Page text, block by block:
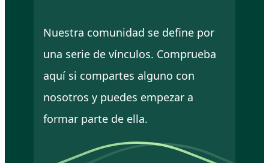
Nuestra comunidad se define por
una serie de vínculos. Comprueba
aquí si compartes alguno con
nosotros y puedes empezar a
formar parte de ella.